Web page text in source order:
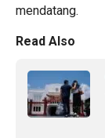
mendatang.
Read Also